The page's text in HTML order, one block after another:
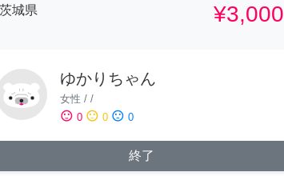
茨城県
¥3,000
ゆかりちゃん
女性 / /
sentiment_satisfied 0 sentiment_neutral 0 sentiment_dissatisfied 0
終了